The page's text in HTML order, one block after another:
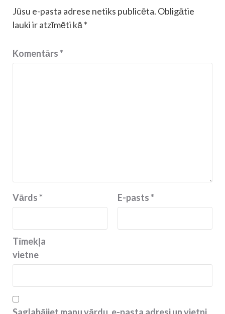
Jūsu e-pasta adrese netiks publicēta. Obligātie
lauki ir atzīmēti kā *
Komentārs*
Vārds* E-pasts*
Tīmekļa
vietne
Saglabājiet manu vārdu, e-pasta adresi un vietni